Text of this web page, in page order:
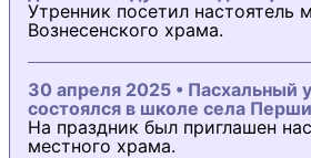
Утренник посетил настоятель
Вознесенского храма.
30 апреля 2025 • Пасхальный
состоялся в школе села
На праздник был приглашен
местного храма.